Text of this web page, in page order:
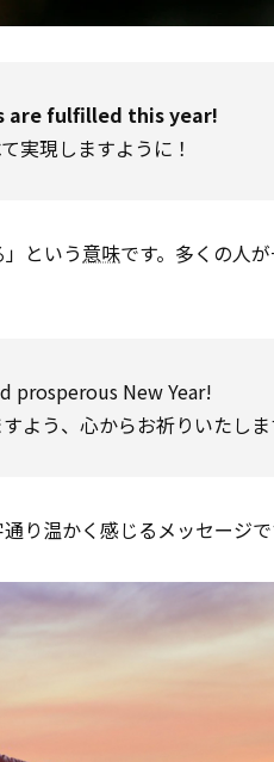
are fulfilled this year!
実現しますように！
という意味です。多くの人
prosperous New Year!
よう、心からお祈りいたしま
り温かく感じるメッセージで